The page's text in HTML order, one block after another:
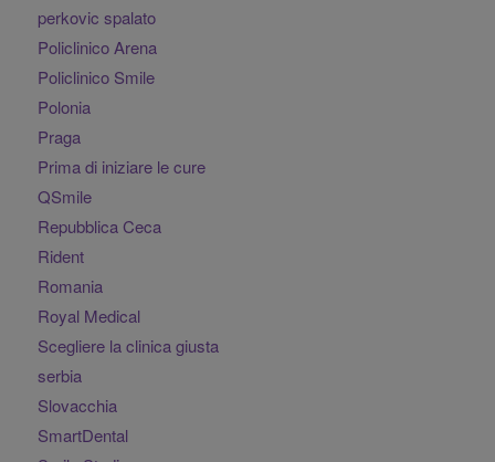
perkovic spalato
Policlinico Arena
Policlinico Smile
Polonia
Praga
Prima di iniziare le cure
QSmile
Repubblica Ceca
Rident
Romania
Royal Medical
Scegliere la clinica giusta
serbia
Slovacchia
SmartDental